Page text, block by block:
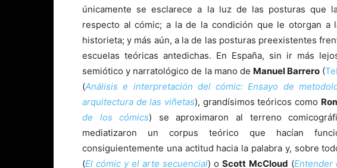
únicamente se esclarece a la luz de las posturas que
respecto al cómic; a la de la condición que le otorgan a
historieta; y más aún, a la de las posturas preexistentes
escuelas teóricas antedichas. En España, sin ir más
semiótico y narratológico de la mano de Manuel Barrero (
(Análisis e interpretación del cómic: Ensayo de
arquitectura de las viñetas), grandísimos teóricos como
de los cómics) se aproximaron al terreno
mediatizaron un corpus teórico que hacían
consiguientemente una actitud hacia la palabra y, sobre
(El cómic y el arte secuencial) oScott McCloud (Entender